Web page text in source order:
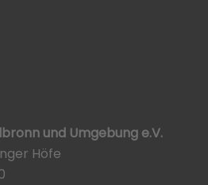
und Umgebung e.V.
Höfe